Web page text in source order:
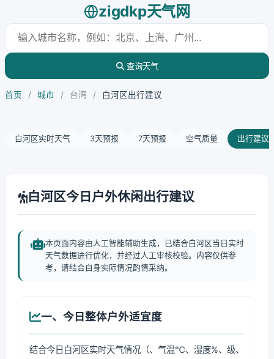
zigdkp天气网
查询天气
首页 / 城市 / 台湾 / 白河区出行建议
白河区实时天气 3天预报 7天预报 空气质量 出行建议
白河区今日户外休闲出行建议
本页面内容由人工智能辅助生成，已结合白河区当日实时
天气数据进行优化，并经过人工审核校验。内容仅供参
考，请结合自身实际情况酌情采纳。
一、今日整体户外适宜度
结合今日白河区实时天气情况（、气温℃、湿度%、级、